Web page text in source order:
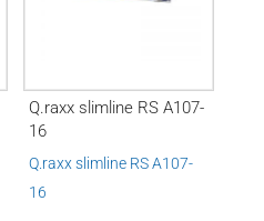
Q.raxx slimline RS A107-
16
Q.raxx slimline RS A107-
16